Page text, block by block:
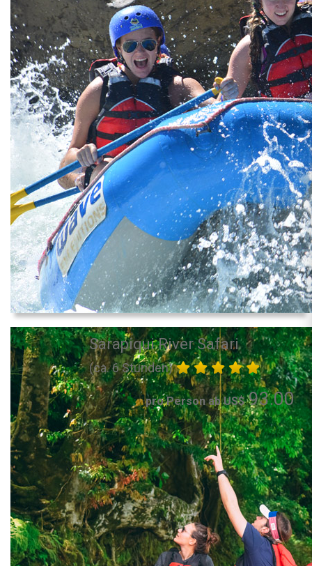
Sarapiqui River Safari
(ca. 6 Stunden)
pro Person ab US$93.00